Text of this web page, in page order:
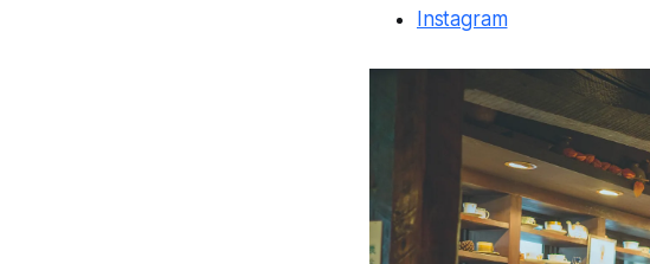
Instagram